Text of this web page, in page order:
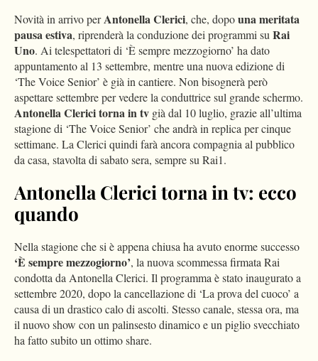
Novità in arrivo perAntonella Clerici, che, dopouna meritata
pausa estiva, riprenderà la conduzione dei programmi su Rai
Uno. Ai telespettatori di ‘È sempre mezzogiorno’ ha dato
appuntamento al 13 settembre, mentre una nuova edizione di
‘The Voice Senior’ è già in cantiere. Non bisognerà però
aspettare settembre per vedere la conduttrice sul grande schermo.
Antonella Clerici torna in tv già dal 10 luglio, grazie all’ultima
stagione di ‘The Voice Senior’ che andrà in replica per cinque
settimane. La Clerici quindi farà ancora compagnia al pubblico
da casa, stavolta di sabato sera, sempre su Rai1.
Antonella Clerici torna in tv: ecco
quando
Nella stagione che si è appena chiusa ha avuto enorme successo
‘È sempre mezzogiorno’, la nuova scommessa firmata Rai
condotta da Antonella Clerici. Il programma è stato inaugurato a
settembre 2020, dopo la cancellazione di ‘La prova del cuoco’ a
causa di un drastico calo di ascolti. Stesso canale, stessa ora, ma
il nuovo show con un palinsesto dinamico e un piglio svecchiato
ha fatto subito un ottimo share.